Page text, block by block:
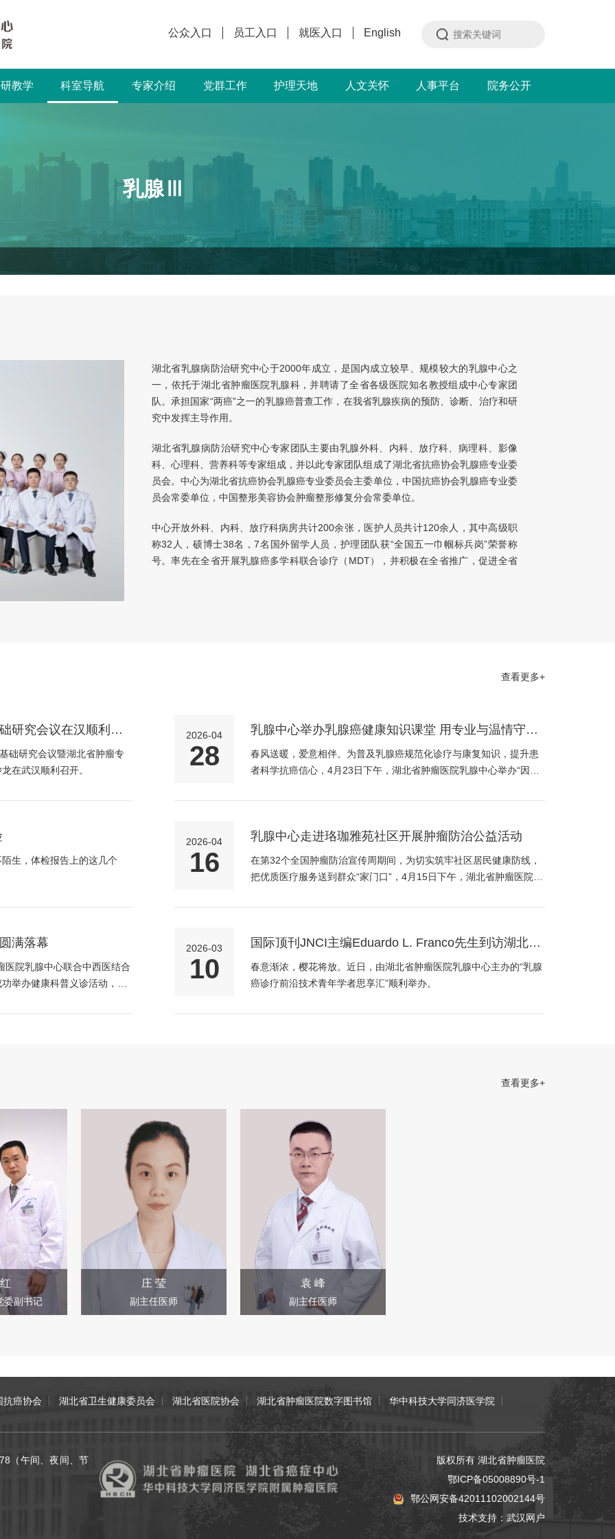
公众入口 员工入口 就医入口 English
教学 科室导航 专家介绍 党群工作 护理天地 人文关怀 人事平台 院务公开
乳腺Ⅲ
湖北省乳腺病防治研究中心于2000年成立，是国内成立较早、规模较大的乳腺中心之
一，依托于湖北省肿瘤医院乳腺科，并聘请了全省各级医院知名教授组成中心专家团
队。承担国家“两癌”之一的乳腺癌普查工作，在我省乳腺疾病的预防、诊断、治疗和研
究中发挥主导作用。
湖北省乳腺病防治研究中心专家团队主要由乳腺外科、内科、放疗科、病理科、影像
科、心理科、营养科等专家组成，并以此专家团队组成了湖北省抗癌协会乳腺癌专业委
员会。中心为湖北省抗癌协会乳腺癌专业委员会主委单位，中国抗癌协会乳腺癌专业委
员会常委单位，中国整形美容协会肿瘤整形修复分会常委单位。
中心开放外科、内科、放疗科病房共计200余张，医护人员共计120余人，其中高级职
称32人，硕博士38名，7名国外留学人员，护理团队获“全国五一巾帼标兵岗”荣誉称
号。率先在全省开展乳腺癌多学科联合诊疗（MDT），并积极在全省推广，促进全省
MD.Anderson癌症中心、内布拉斯加大学巴菲特癌症中心等国际著名的临床、科研机
试验（GCP）项目6项，发表SCI论文30余篇，在国内外乳腺癌专业学术上有一定的影
进全省学术水平的提高和乳腺癌科普知识的推广起到了积极的推动作用。
展望未来，本中心将在全体医护人员的共同努力下，在广大患者的信任支持下，再接再
厉，勇于创新，创建国内一流的特色专科中心，为社会、为患者提供最优品质的服务！
查看更多+
研究会议在汉顺利召
础研究会议暨湖北省肿瘤专
在武汉顺利召开。
2026-04
28
乳腺中心举办乳腺癌健康知识课堂 用专业与温情守护
患者康复路
春风送暖，爱意相伴。为普及乳腺癌规范化诊疗与康复知识，提升患
者科学抗癌信心，4月23日下午，湖北省肿瘤医院乳腺中心举办“因为
生，体检报告上的这几个
2026-04
16
乳腺中心走进珞珈雅苑社区开展肿瘤防治公益活动
在第32个全国肿瘤防治宣传周期间，为切实筑牢社区居民健康防线，
把优质医疗服务送到群众“家门口”，4月15日下午，湖北省肿瘤医院乳
多学科专家团队，走进珞珈雅苑社区，开展“先科普、后义诊”的公益
满落幕
医院乳腺中心联合中西医结合
举办健康科普义诊活动，活
2026-03
10
国际顶刊JNCI主编Eduardo L. Franco先生到访湖北省
肿瘤医院乳腺中心，共话乳腺癌诊疗与科研前沿
春意渐浓，樱花将放。近日，由湖北省肿瘤医院乳腺中心主办的“乳腺
癌诊疗前沿技术青年学者思享汇”顺利举办。
查看更多+
委副书记
庄 莹
副主任医师
袁 峰
副主任医师
抗癌协会 湖北省卫生健康委员会 湖北省医院协会 湖北省肿瘤医院数字图书馆 华中科技大学同济医学院
（午间、夜间、节
版权所有 湖北省肿瘤医院
鄂ICP备05008890号-1
鄂公网安备42011102002144号
技术支持： 武汉网户